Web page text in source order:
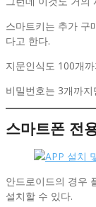
스마트키는 추가 구
다고 한다.
지문인식도 100개
비밀번호는 3개까지
스마트폰 전
안드로이드의 경우
설치할 수 있다.